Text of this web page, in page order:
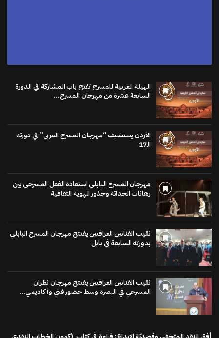
الهيئة العربية للمسرح تفتح باب المشاركة في الدورة
السابعة عشرة من مهرجان المسرح...
الأردن يستضيف “مهرجان المسرح العربي” في دورته
الـ17
مهرجان المسرح البابلي استعادة الفعل المسرحي بين
رهانات الحداثة وجذور الهوية الثقافية
نقيب الفنانين العراقيين يفتتح مهرجان المسرح البابلي
بدورته السابعة في بابل
نقيب الفنانين العراقيين يفتتح مهرجان نظران
المسرحي في البصرة وسط حضور فني وأكاديمي...